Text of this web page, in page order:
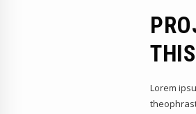
Lorem